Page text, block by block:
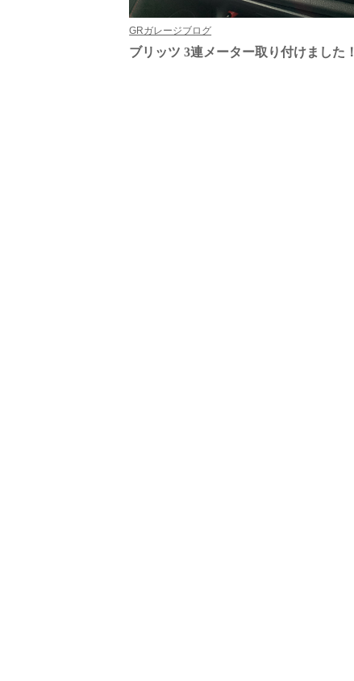
GRガレージブログ
ブリッツ 3連メーター取り付けました！